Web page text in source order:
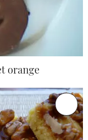
orange